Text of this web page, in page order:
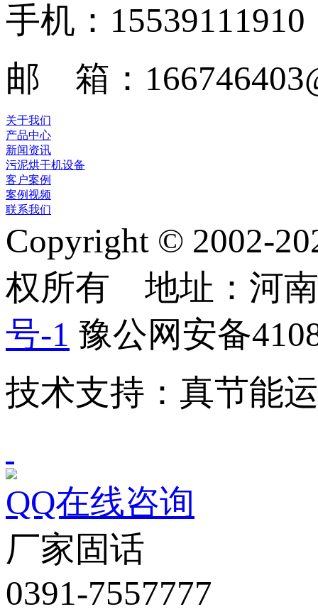
手机：15539111910
邮 箱：
关于我们
产品中心
新闻资讯
污泥烘干机设备
客户案例
案例视频
联系我们
Copyright © 2002-
权所有 地址：河
号-1 豫公网安备
技术支持：真节能
QQ在线咨询
厂家固话
0391-7557777